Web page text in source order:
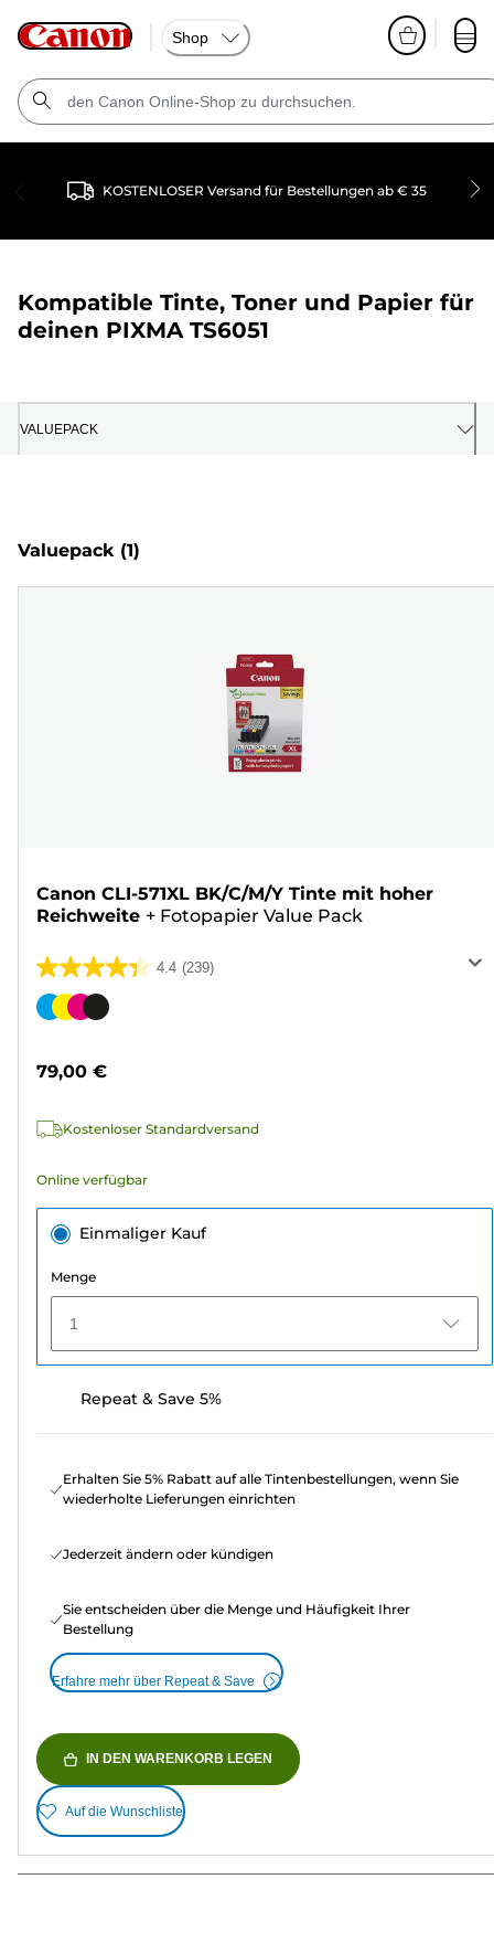
Shop
KOSTENLOSER Versand für Bestellungen ab € 35
Kompatible Tinte, Toner und Papier für
deinen PIXMA TS6051
VALUEPACK
Valuepack (1)
Canon CLI-571XL BK/C/M/Y Tinte mit hoher
Reichweite + Fotopapier Value Pack
4.4 (239)
4.4
von
239
Farbpatrone
79,00 €
Kostenloser Standardversand
Online verfügbar
Einmaliger Kauf
Menge
1
Repeat & Save 5%
Erhalten Sie 5% Rabatt auf alle Tintenbestellungen, wenn Sie
wiederholte Lieferungen einrichten
Jederzeit ändern oder kündigen
Sie entscheiden über die Menge und Häufigkeit Ihrer
Bestellung
Erfahre mehr über Repeat & Save
IN DEN WARENKORB LEGEN
Auf die Wunschliste